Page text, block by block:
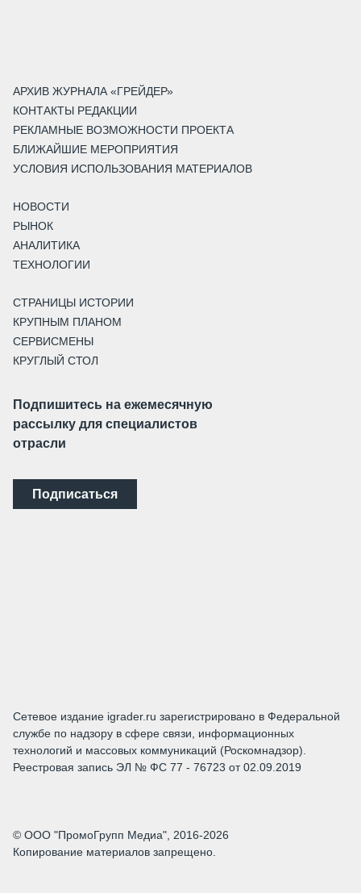
АРХИВ ЖУРНАЛА «ГРЕЙДЕР»
КОНТАКТЫ РЕДАКЦИИ
РЕКЛАМНЫЕ ВОЗМОЖНОСТИ ПРОЕКТА
БЛИЖАЙШИЕ МЕРОПРИЯТИЯ
УСЛОВИЯ ИСПОЛЬЗОВАНИЯ МАТЕРИАЛОВ
НОВОСТИ
РЫНОК
АНАЛИТИКА
ТЕХНОЛОГИИ
СТРАНИЦЫ ИСТОРИИ
КРУПНЫМ ПЛАНОМ
СЕРВИСМЕНЫ
КРУГЛЫЙ СТОЛ
Подпишитесь на ежемесячную
рассылку для специалистов
отрасли
Подписаться
Сетевое издание igrader.ru зарегистрировано в Федеральной
службе по надзору в сфере связи, информационных
технологий и массовых коммуникаций (Роскомнадзор).
Реестровая запись ЭЛ № ФС 77 - 76723 от 02.09.2019
© ООО "ПромоГрупп Медиа", 2016-2026
Копирование материалов запрещено.